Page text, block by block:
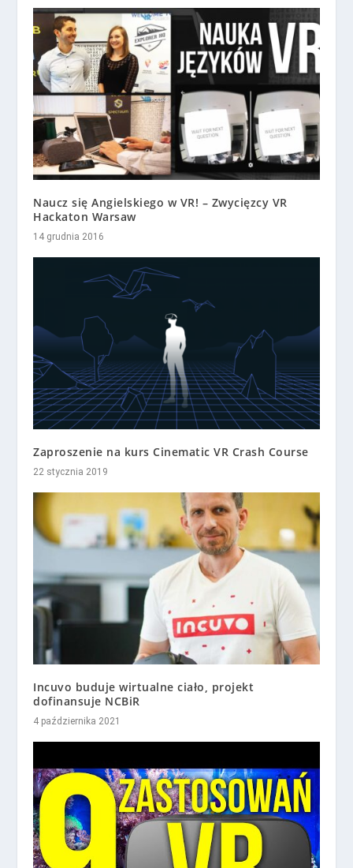
Naucz się Angielskiego w VR! – Zwycięzcy VR
Hackaton Warsaw
14 grudnia 2016
Zaproszenie na kurs Cinematic VR Crash Course
22 stycznia 2019
Incuvo buduje wirtualne ciało, projekt
dofinansuje NCBiR
4 października 2021